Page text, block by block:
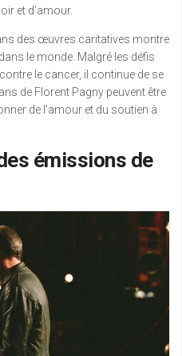
et d’amour.
des œuvres caritatives montre
le monde. Malgré les défis
le cancer, il continue de se
de Florent Pagny peuvent être
de l’amour et du soutien à
émissions de